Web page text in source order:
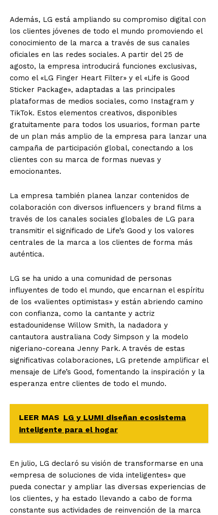
Además, LG está ampliando su compromiso digital con
los clientes jóvenes de todo el mundo promoviendo el
conocimiento de la marca a través de sus canales
oficiales en las redes sociales. A partir del 25 de
agosto, la empresa introducirá funciones exclusivas,
como el «LG Finger Heart Filter» y el «Life is Good
Sticker Package», adaptadas a las principales
plataformas de medios sociales, como Instagram y
TikTok. Estos elementos creativos, disponibles
gratuitamente para todos los usuarios, forman parte
de un plan más amplio de la empresa para lanzar una
campaña de participación global, conectando a los
clientes con su marca de formas nuevas y
emocionantes.
La empresa también planea lanzar contenidos de
colaboración con diversos influencers y brand films a
través de los canales sociales globales de LG para
transmitir el significado de Life’s Good y los valores
centrales de la marca a los clientes de forma más
auténtica.
LG se ha unido a una comunidad de personas
influyentes de todo el mundo, que encarnan el espíritu
de los «valientes optimistas» y están abriendo camino
con confianza, como la cantante y actriz
estadounidense Willow Smith, la nadadora y
cantautora australiana Cody Simpson y la modelo
nigeriano-coreana Jenny Park. A través de estas
significativas colaboraciones, LG pretende amplificar el
mensaje de Life’s Good, fomentando la inspiración y la
esperanza entre clientes de todo el mundo.
LEER MAS LG y LUMI diseñan ecosistema
inteligente para el hogar
En julio, LG declaró su visión de transformarse en una
«empresa de soluciones de vida inteligentes» que
pueda conectar y ampliar las diversas experiencias de
los clientes, y ha estado llevando a cabo de forma
constante sus actividades de reinvención de la marca